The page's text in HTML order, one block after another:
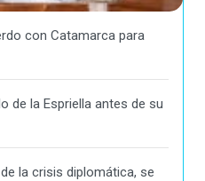
con Catamarca para
de la Espriella antes de su
la crisis diplomática, se